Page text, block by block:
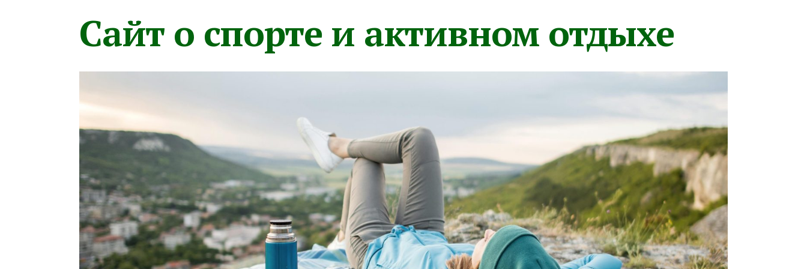
Сайт о спорте и активном отдыхе